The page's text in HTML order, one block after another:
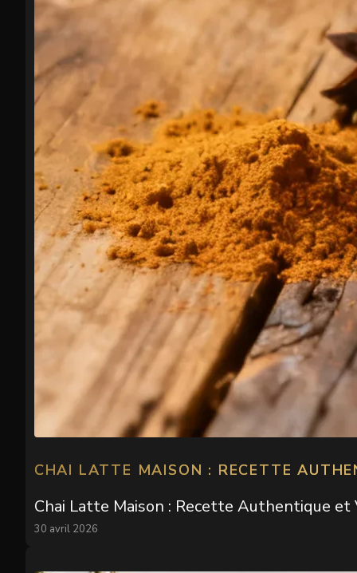
CHAI LATTE MAISON : RECETTE
Chai Latte Maison : Recette Authentique
30 avril 2026